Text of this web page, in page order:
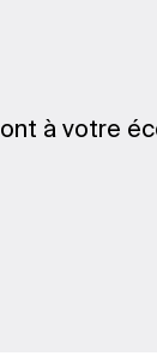
à votre